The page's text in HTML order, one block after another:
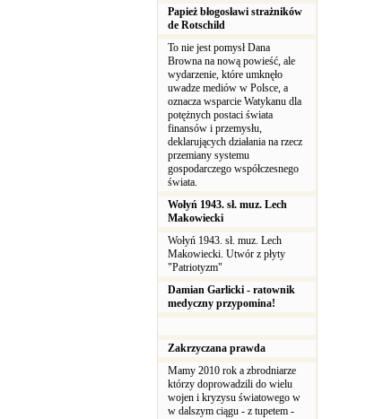
Papież błogosławi strażników
de Rotschild
To nie jest pomysł Dana
Browna na nową powieść, ale
wydarzenie, które umknęło
uwadze mediów w Polsce, a
oznacza wsparcie Watykanu dla
potężnych postaci świata
finansów i przemysłu,
deklarujących działania na rzecz
przemiany systemu
gospodarczego współczesnego
świata.
Wołyń 1943. sł. muz. Lech
Makowiecki
Wołyń 1943. sł. muz. Lech
Makowiecki. Utwór z płyty
"Patriotyzm"
Damian Garlicki - ratownik
medyczny przypomina!
Zakrzyczana prawda
Mamy 2010 rok a zbrodniarze
którzy doprowadzili do wielu
wojen i kryzysu światowego w
w dalszym ciągu - z tupetem -